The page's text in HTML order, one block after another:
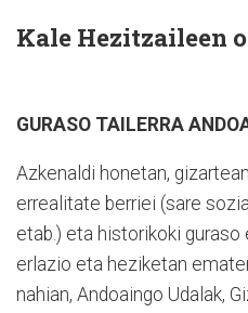
Kale Hezitzaileen
GURASO TAILERRA
Azkenaldi honetan,
errealitate berriei (sare
etab.) eta historikoki
erlazio eta heziketan
nahian, Andoaingo Udalak,